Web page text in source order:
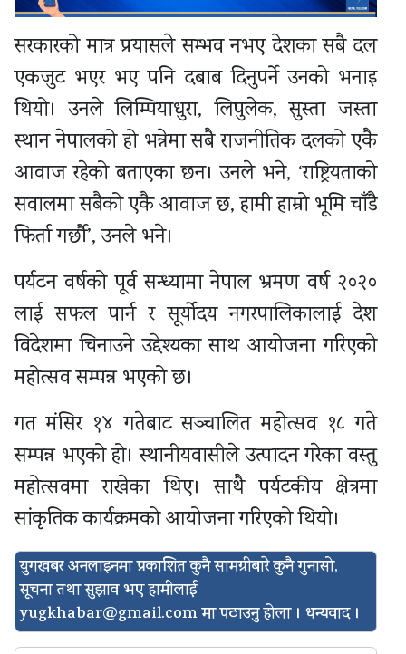
सरकारको मात्र प्रयासले सम्भव नभए देशका सबै दल
एकजुट भएर भए पनि दबाब दिनुपर्ने उनको भनाइ
थियो। उनले लिम्पियाधुरा, लिपुलेक, सुस्ता जस्ता
स्थान नेपालको हो भन्नेमा सबै राजनीतिक दलको एकै
आवाज रहेको बताएका छन। उनले भने, ‘राष्ट्रियताको
सवालमा सबैको एकै आवाज छ, हामी हाम्रो भूमि चाँडै
फिर्ता गर्छौ’, उनले भने।
पर्यटन वर्षको पूर्व सन्ध्यामा नेपाल भ्रमण वर्ष २०२०
लाई सफल पार्न र सूर्योदय नगरपालिकालाई देश
विदेशमा चिनाउने उद्देश्यका साथ आयोजना गरिएको
महोत्सव सम्पन्न भएको छ।
गत मंसिर १४ गतेबाट सञ्चालित महोत्सव १८ गते
सम्पन्न भएको हो। स्थानीयवासीले उत्पादन गरेका वस्तु
महोत्सवमा राखेका थिए। साथै पर्यटकीय क्षेत्रमा
सांकृतिक कार्यक्रमको आयोजना गरिएको थियो।
युगखबर अनलाइनमा प्रकाशित कुनै सामग्रीबारे कुनै गुनासो,
सूचना तथा सुझाव भए हामीलाई
yugkhabar@gmail.comमा पठाउनु होला । धन्यवाद ।